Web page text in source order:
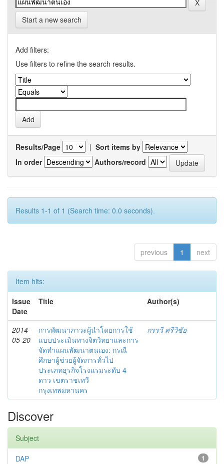
Start a new search
Add filters:
Use filters to refine the search results.
Results/Page | Sort items by
In order
Authors/record
Results 1-1 of 1 (Search time: 0.0 seconds).
previous 1 next
Item hits:
Issue
Date
Title Author(s)
2014-
05-20
การพัฒนาภาวะผู้นำโดยการใช้
แบบประเมินทางจิตวิทยาและการ
จัดทำแผนพัฒนาตนเอง: กรณี
ศึกษาผู้ช่วยผู้จัดการทั่วไป
ประเภทธุรกิจโรงแรมระดับ 4
ดาว เขตราชเทวี
กรุงเทพมหานคร
กรรวี ศรีวิชัย
Discover
Subject
1
DAP